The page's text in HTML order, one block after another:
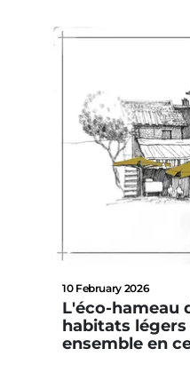
10 February 2026
L'éco-hameau
habitats
ensemble en